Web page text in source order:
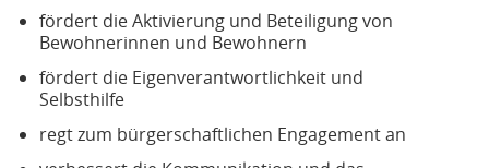
fördert die Aktivierung und Beteiligung von
Bewohnerinnen und Bewohnern
fördert die Eigenverantwortlichkeit und
Selbsthilfe
regt zum bürgerschaftlichen Engagement an